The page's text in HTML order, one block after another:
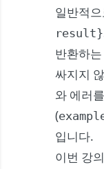
일반적
result}
반환하
싸지지
와 에러
(
입니다.
이번 강